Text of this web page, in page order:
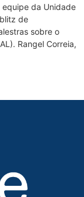
equipe da Unidade
de
sobre o
Rangel Correia,